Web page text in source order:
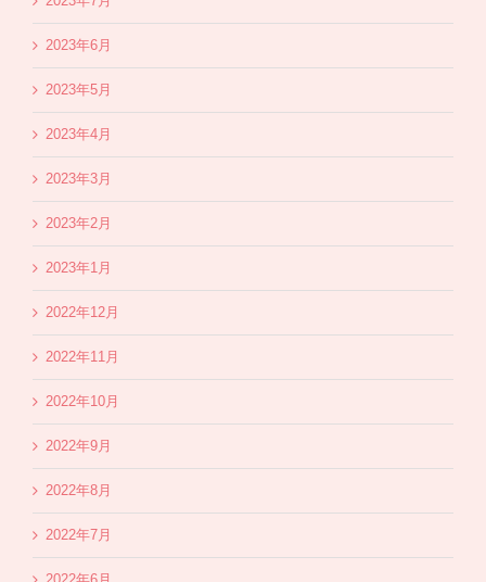
2023年6月
2023年5月
2023年4月
2023年3月
2023年2月
2023年1月
2022年12月
2022年11月
2022年10月
2022年9月
2022年8月
2022年7月
2022年6月